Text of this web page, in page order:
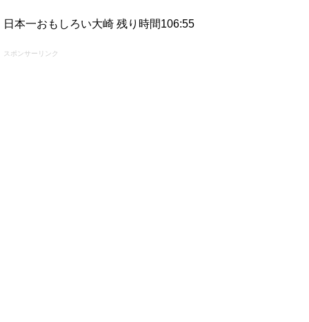
日本一おもしろい大崎 残り時間106:55
スポンサーリンク